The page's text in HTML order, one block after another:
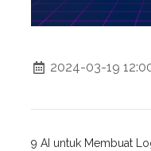
2024-03-19
9 AI untuk Membuat